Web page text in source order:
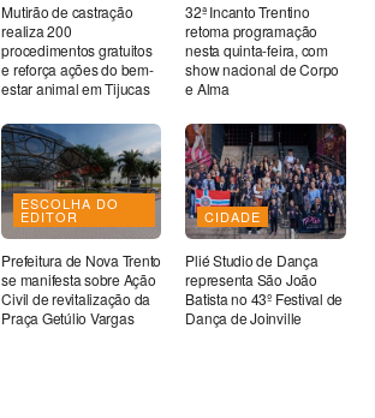
Mutirão de castração
realiza 200
procedimentos gratuitos
e reforça ações do bem-
estar animal em Tijucas
32ª Incanto Trentino
retoma programação
nesta quinta-feira, com
show nacional de Corpo
e Alma
ESCOLHA DO
EDITOR
Prefeitura de Nova Trento
se manifesta sobre Ação
Civil de revitalização da
Praça Getúlio Vargas
CIDADE
Plié Studio de Dança
representa São João
Batista no 43º Festival de
Dança de Joinville